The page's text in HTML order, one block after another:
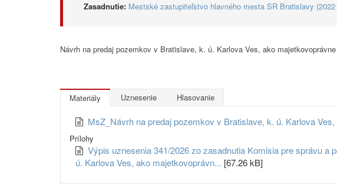
Zasadnutie: Mestské zastupiteľstvo hlavného mesta SR Bratislavy
Návrh na predaj pozemkov v Bratislave, k. ú. Karlova Ves, ako
Materiály Uznesenie Hlasovanie
MsZ_Návrh na predaj pozemkov v Bratislave, k. ú. Karlova
Prílohy
Výpis uznesenia 341/2026 zo zasadnutia Komisia pre správu
ú. Karlova Ves, ako majetkovoprávn... [67.26 kB]